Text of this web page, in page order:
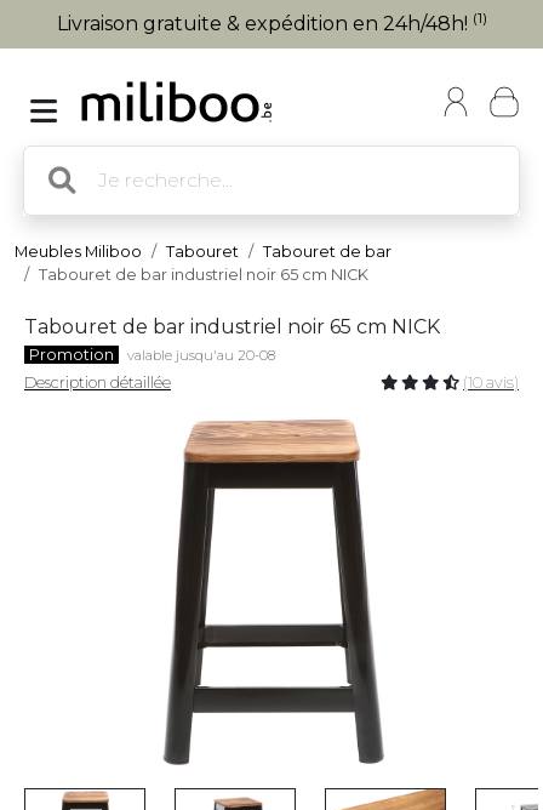
Livraison gratuite & expédition en 24h/48h! (1)
Meubles Miliboo Tabouret
Tabouret de bar
Tabouret de bar industriel noir 65 cm NICK
Tabouret de bar industriel noir 65 cm NICK
Promotion valable jusqu'au 20-08
Description détaillée (10 avis)